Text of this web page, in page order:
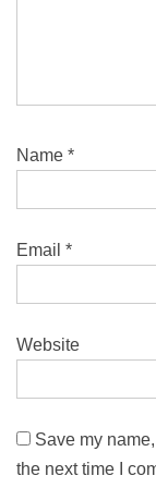
Name *
Email *
Website
Save my
the next time I